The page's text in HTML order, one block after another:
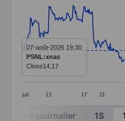
Line chart with 295
The chart has 1 X axis
The chart has 1 Y
juil. 13 17 21
07-août-2026 19:30
PSNL:xnas
Close14,17
End of interactive
Intra-journalier 1S